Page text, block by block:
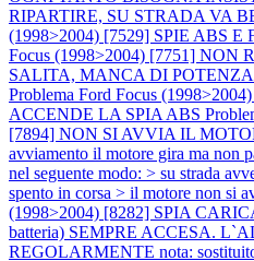
RIPARTIRE, SU STRADA VA
(1998>2004) [7529] SPIE ABS E
Focus (1998>2004) [7751] NON
SALITA, MANCA DI
Problema Ford Focus
ACCENDE LA SPIA ABS
[7894] NON SI AVVIA IL
avviamento il motore gira ma non
nel seguente modo: > su strada
spento in corsa > il motore non si
(1998>2004) [8282] SPIA
batteria) SEMPRE ACCESA.
REGOLARMENTE nota: